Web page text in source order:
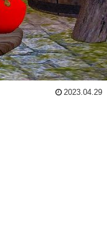
2023.04.29